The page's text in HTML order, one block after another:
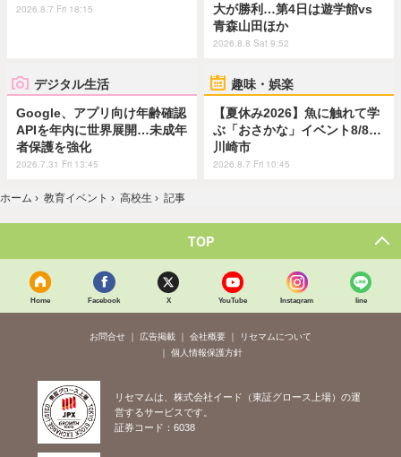
2026.8.7 Fri 18:15
大が勝利…第4日は遊学館vs
青森山田ほか
2026.8.8 Sat 9:52
デジタル生活
Google、アプリ向け年齢確認
APIを年内に世界展開…未成年
者保護を強化
2026.7.31 Fri 13:45
趣味・娯楽
【夏休み2026】魚に触れて学
ぶ「おさかな」イベント8/8…
川崎市
2026.8.7 Fri 10:45
ホーム › 教育イベント › 高校生 › 記事
TOP
Home Facebook X YouTube Instagram line
お問合せ 広告掲載 会社概要
リセマムについて
個人情報保護方針
リセマムは、株式会社イード（東証グロース上場）の運
営するサービスです。
証券コード：6038